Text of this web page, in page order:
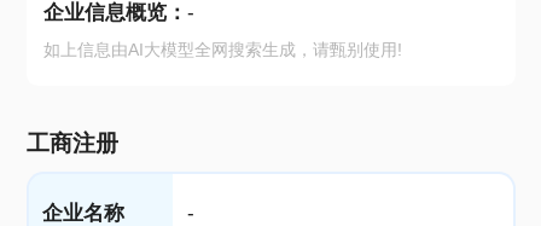
企业信息概览： -
如上信息由AI大模型全网搜索生成，请甄别使用!
工商注册
企业名称 -